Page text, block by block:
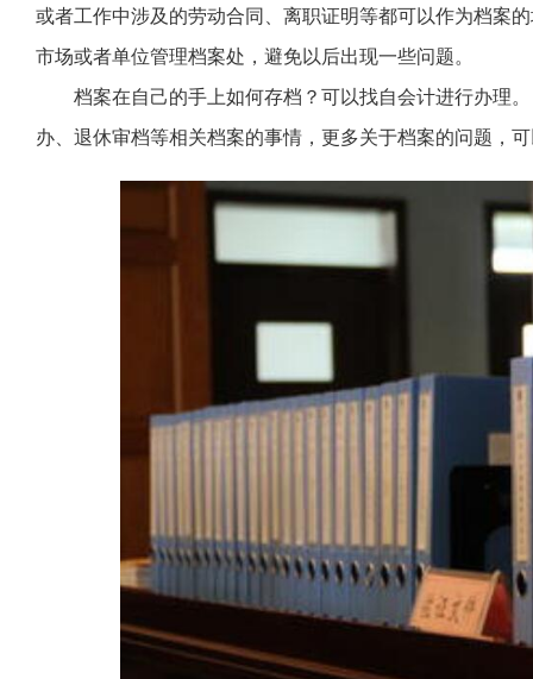
或者工作中涉及的劳动合同、离职证明等都可以作为档案
市场或者单位管理档案处，避免以后出现一些问题。
档案在自己的手上如何存档？可以找自会计进行办理
办、退休审档等相关档案的事情，更多关于档案的问题，